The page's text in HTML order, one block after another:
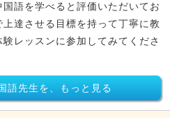
語を学べると評価いただいてお
上達させる目標を持って丁寧に教
レッスンに参加してみてくださ
語先生を、もっと見る